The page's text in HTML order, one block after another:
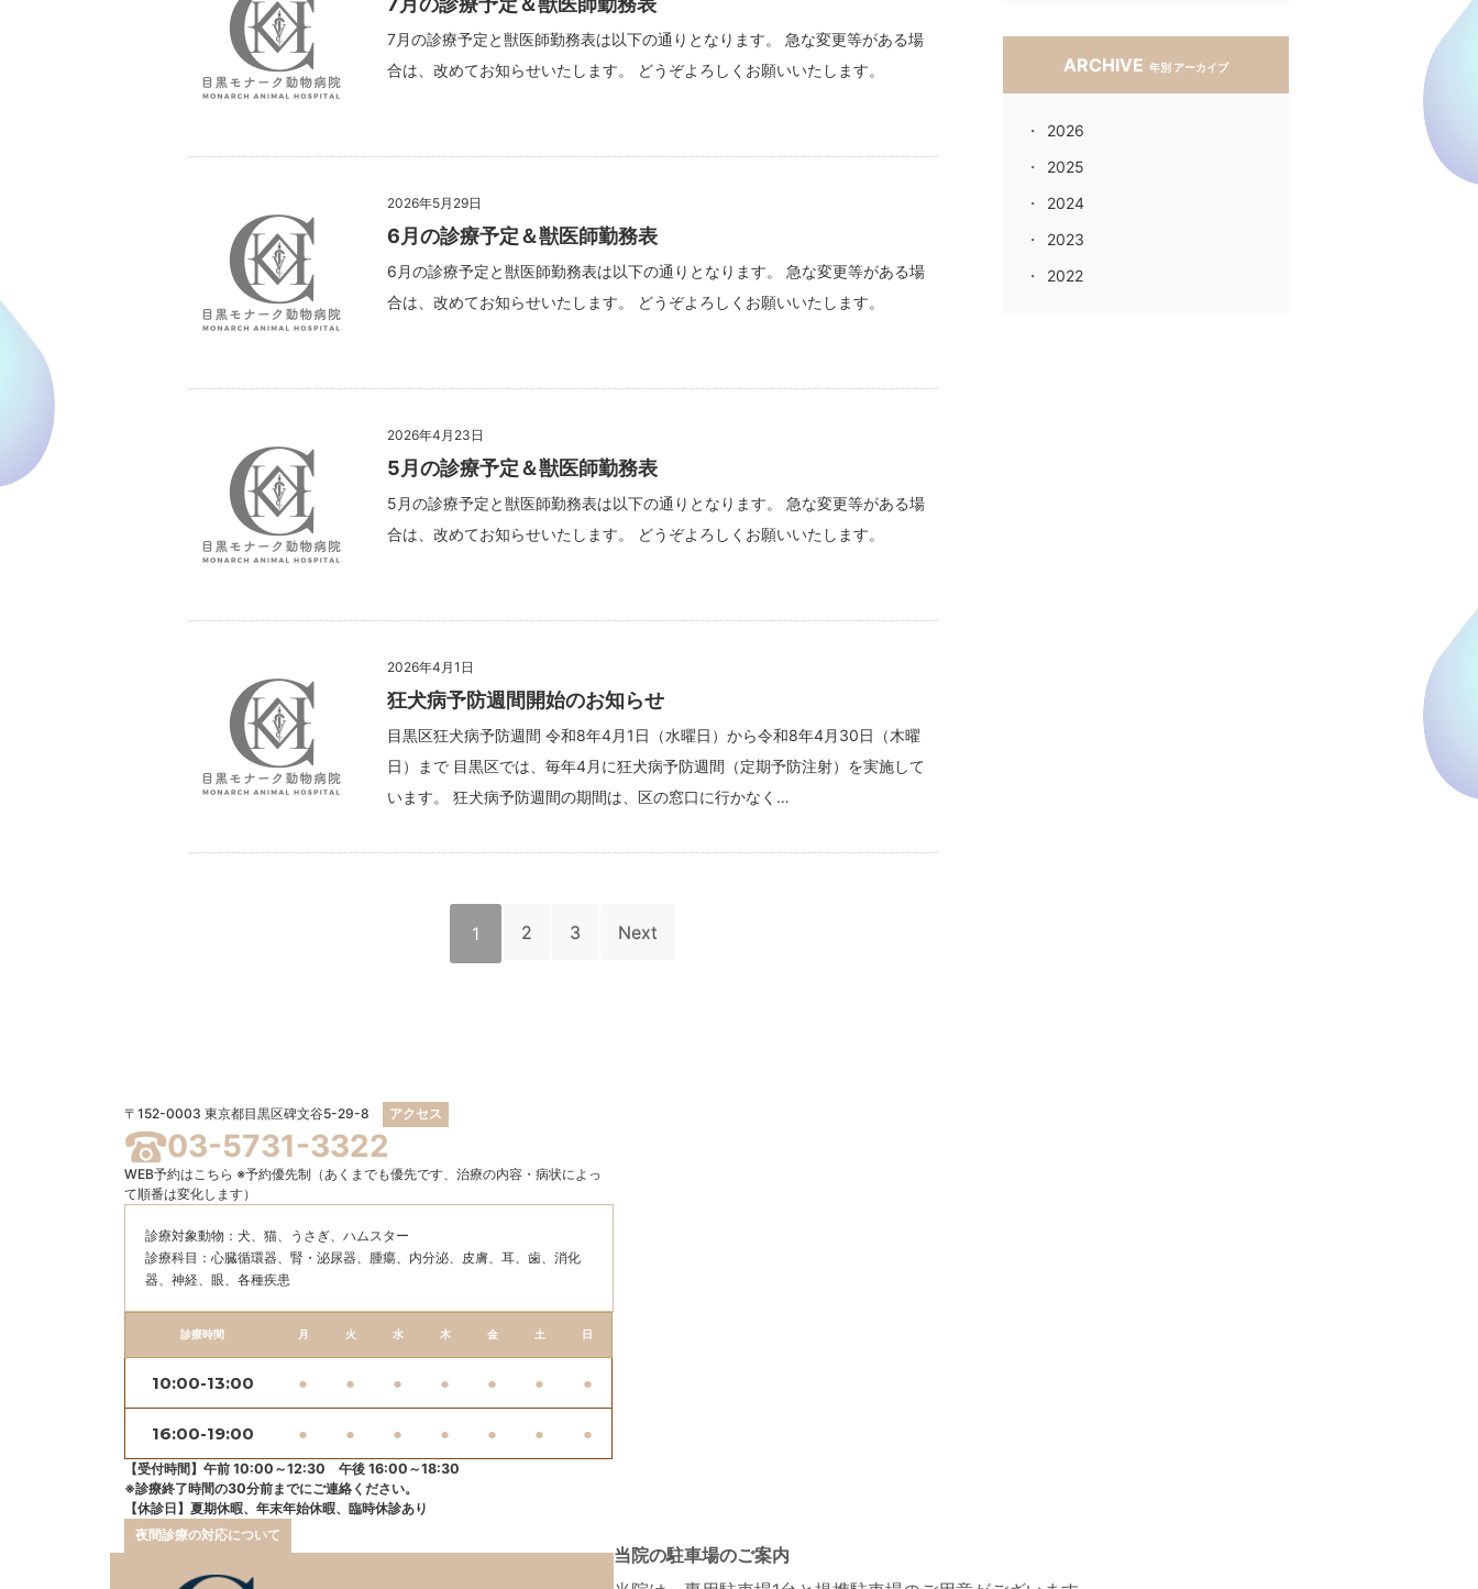
7月の診療予定と獣医師勤務表は以下の通りとなります。 急な変更等がある場
合は、改めてお知らせいたします。 どうぞよろしくお願いいたします。
2026年5月29日
6月の診療予定＆獣医師勤務表
6月の診療予定と獣医師勤務表は以下の通りとなります。 急な変更等がある場
合は、改めてお知らせいたします。 どうぞよろしくお願いいたします。
2026年4月23日
5月の診療予定＆獣医師勤務表
5月の診療予定と獣医師勤務表は以下の通りとなります。 急な変更等がある場
合は、改めてお知らせいたします。 どうぞよろしくお願いいたします。
2026年4月1日
狂犬病予防週間開始のお知らせ
目黒区狂犬病予防週間 令和8年4月1日（水曜日）から令和8年4月30日（木曜
日）まで 目黒区では、毎年4月に狂犬病予防週間（定期予防注射）を実施して
います。 狂犬病予防週間の期間は、区の窓口に行かなく…
1 2 3 Next
ARCHIVE 年別 アーカイブ
2026
2025
2024
2023
2022
〒152-0003 東京都目黒区碑文谷5-29-8 アクセス
03-5731-3322
WEB予約はこちら ※予約優先制（あくまでも優先です、治療の内容・病状によっ
て順番は変化します）
診療対象動物：犬、猫、うさぎ、ハムスター
診療科目：⼼臓循環器、腎・泌尿器、腫瘍、内分泌、⽪膚、耳、歯、消化
器、神経、眼、各種疾患
診療時間 月 火 水 木 金 土 日
10:00-13:00 ● ● ● ● ● ● ●
16:00-19:00 ● ● ● ● ● ● ●
【受付時間】午前 10:00～12:30 午後 16:00～18:30
※診療終了時間の30分前までにご連絡ください。
【休診日】夏期休暇、年末年始休暇、臨時休診あり
夜間診療の対応について
当院の駐車場のご案内